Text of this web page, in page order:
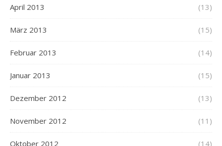
April 2013 (13)
März 2013 (15)
Februar 2013 (14)
Januar 2013 (15)
Dezember 2012 (13)
November 2012 (11)
Oktober 2012 (14)